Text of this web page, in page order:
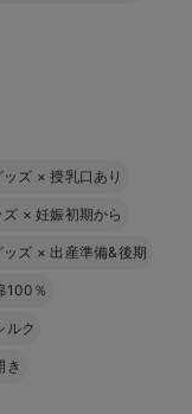
ッズ ×授乳口あり
ズ ×妊娠初期から
ッズ × 出産準備&後期
100％
ルク
き